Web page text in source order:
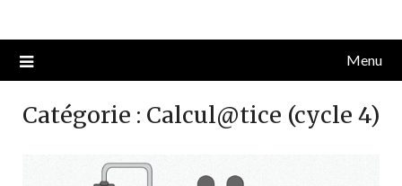
Menu
Catégorie : Calcul@tice (cycle 4)